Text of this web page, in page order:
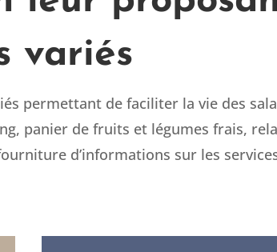
variés
permettant de faciliter la vie des
panier de fruits et légumes frais,
d’informations sur les services